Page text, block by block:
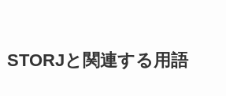
STORJと関連する用語